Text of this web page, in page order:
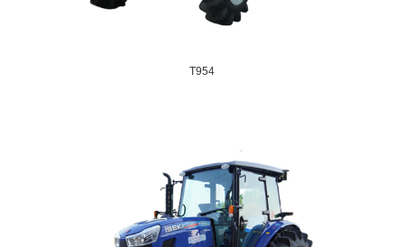
T954